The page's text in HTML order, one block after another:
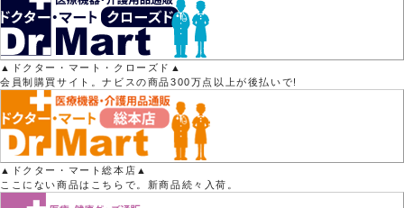
▲ドクター・マート・クローズド▲
会員制購買サイト。ナビスの商品300万点以上が後払いで!
▲ドクター・マート総本店▲
ここにない商品はこちらで。新商品続々入荷。